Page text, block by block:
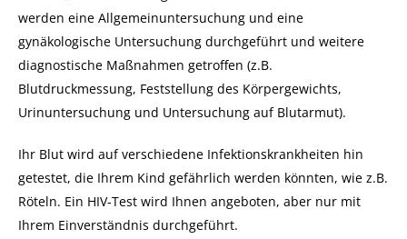
werden eine Allgemeinuntersuchung und eine
gynäkologische Untersuchung durchgeführt und weitere
diagnostische Maßnahmen getroffen (z.B.
Blutdruckmessung, Feststellung des Körpergewichts,
Urinuntersuchung und Untersuchung auf Blutarmut).
Ihr Blut wird auf verschiedene Infektionskrankheiten hin
getestet, die Ihrem Kind gefährlich werden könnten, wie z.B.
Röteln. Ein HIV-Test wird Ihnen angeboten, aber nur mit
Ihrem Einverständnis durchgeführt.